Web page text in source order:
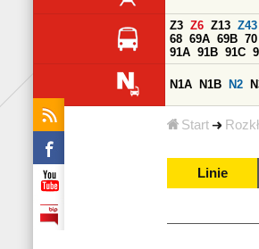
Start
Z3 Z6 Z13 Z43
68 69A 69B 70
91A 91B 91C
N1A N1B N2
Linie